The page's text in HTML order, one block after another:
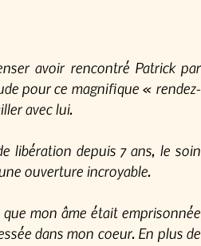
avoir rencontré Patrick par
pour ce magnifique « rendez-
avec lui.
libération depuis 7 ans, le soin
ouverture incroyable.
mon âme était emprisonnée
dans mon coeur. En plus de